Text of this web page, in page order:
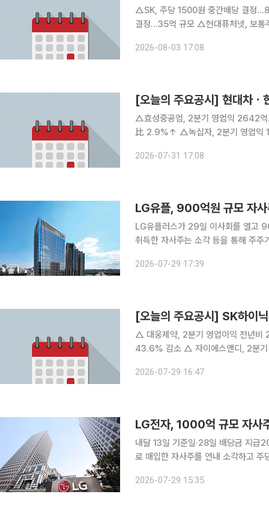
△SK, 주당 1500원 중간배당 결정...826억 규모 △고려신용정보, 보통
결정...35억 규모 △현대퓨처넷, 보통주 118만 주 자기주식 취득 결정...35억 규모 △S-Oil, 2분기
2565억...전년比
2026-08-03 17:08
[오늘의 주요공시] 현대차ㆍ
△효성중공업, 2분기 영업익 2642억...전년比 60.89%↑
比 2.9%↑ △녹십자, 2분기 영업익 17억...전년比 93.8%↓ △HD현대, 2분기 영업익 4조
덕전자, 2분기 영업익 702억..
2026-07-31 17:08
LG유플, 900억원 규모 자
LG유플러스가 29일 이사회를 열고
취득한 자사주는 소각 등을 통해 주
러스가 2024년 11월 발표한 기업가
2026-07-29 17:39
[오늘의 주요공시] SK하이
△ 대웅제약, 2분기 영업이익 전년비 23.4%↑ △ GS건설 2분기 영업이
43.6% 감소 △ 자이에스앤디, 2분기 영업익 90억원…흑자전환 △ 환인제약, 2분기 연결영업익
2분기 영업익 '431억'…전년比
2026-07-29 16:47
LG전자, 1000억 규모 자사
내달 13일 기준일·28일 배당금 지급2000억 규모
로 매입한 자사주를 연내 소각하고
전자는 중간배당 기준일을 다음 달 13
2026-07-29 15:35